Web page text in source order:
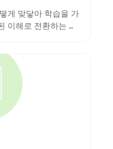
게 맞닿아 학습을 가
이해로 전환하는 데